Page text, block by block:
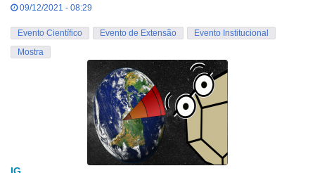
09/12/2021 - 08:29
Evento Científico Evento de Extensão
Evento Institucional
Mostra